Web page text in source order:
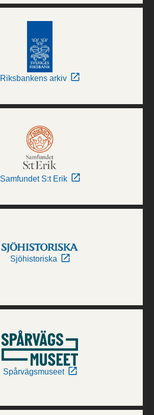
Riksbankens arkiv
Samfundet S:t Erik
Sjöhistoriska
Spårvägsmuseet